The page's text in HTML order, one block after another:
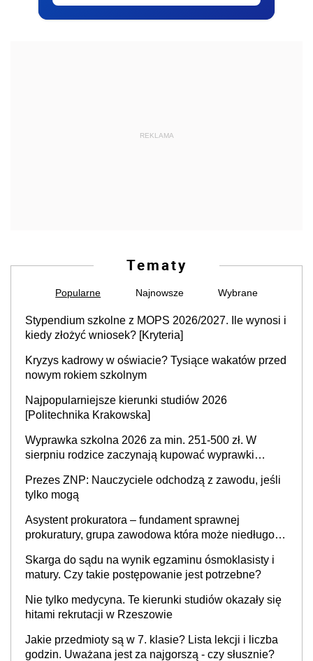
REKLAMA
Tematy
Popularne Najnowsze Wybrane
Stypendium szkolne z MOPS 2026/2027. Ile wynosi i
kiedy złożyć wniosek? [Kryteria]
Kryzys kadrowy w oświacie? Tysiące wakatów przed
nowym rokiem szkolnym
Najpopularniejsze kierunki studiów 2026
[Politechnika Krakowska]
Wyprawka szkolna 2026 za min. 251-500 zł. W
sierpniu rodzice zaczynają kupować wyprawki
ponad 1 tys. zł
Prezes ZNP: Nauczyciele odchodzą z zawodu, jeśli
tylko mogą
Asystent prokuratora – fundament sprawnej
prokuratury, grupa zawodowa która może niedługo
Skarga do sądu na wynik egzaminu ósmoklasisty i
matury. Czy takie postępowanie jest potrzebne?
Nie tylko medycyna. Te kierunki studiów okazały się
hitami rekrutacji w Rzeszowie
Jakie przedmioty są w 7. klasie? Lista lekcji i liczba
godzin. Uważana jest za najgorszą - czy słusznie?